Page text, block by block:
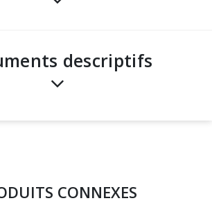
descriptifs
CONNEXES